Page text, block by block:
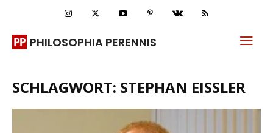
PHILOSOPHIA PERENNIS
SCHLAGWORT: STEPHAN EISSLER